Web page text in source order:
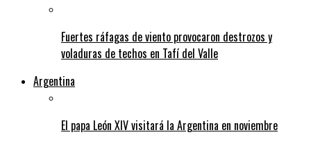
Fuertes ráfagas de viento provocaron destrozos y
voladuras de techos en Tafí del Valle
Argentina
El papa León XIV visitará la Argentina en noviembre